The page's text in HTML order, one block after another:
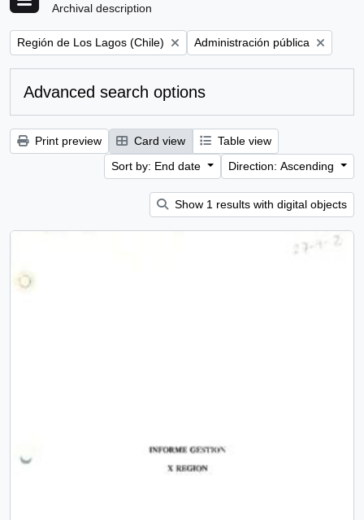
Archival description
Remove filter:
Región de Los Lagos (Chile) Remove filter:
Administración pública
Advanced search options
Print preview Card view
Table view
Sort by: End date
Direction: Ascending
Show 1 results with digital objects